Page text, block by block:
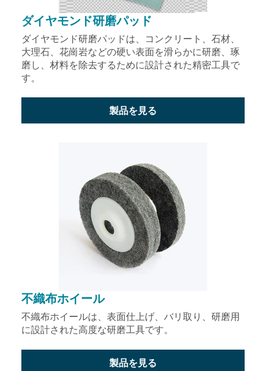
ダイヤモンド研磨パッド
ダイヤモンド研磨パッドは、コンクリート、石材、
大理石、花崗岩などの硬い表面を滑らかに研磨、琢
磨し、材料を除去するために設計された精密工具で
す。
製品を見る
不織布ホイール
不織布ホイールは、表面仕上げ、バリ取り、研磨用
に設計された高度な研磨工具です。
製品を見る